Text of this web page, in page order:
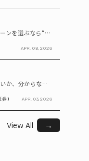
これから住宅ローンを選ぶなら“固定vs変動”どちらが正解? 9割が利用したいと答えた「いま決めなくてもいい」ローンとは!?
APR. 09, 2026
「何が分からないか、分からない」から卒業！ SBIネオトレード証券で学ぶ、はじめての資産形成
券 ) APR. 03, 2026
View All →